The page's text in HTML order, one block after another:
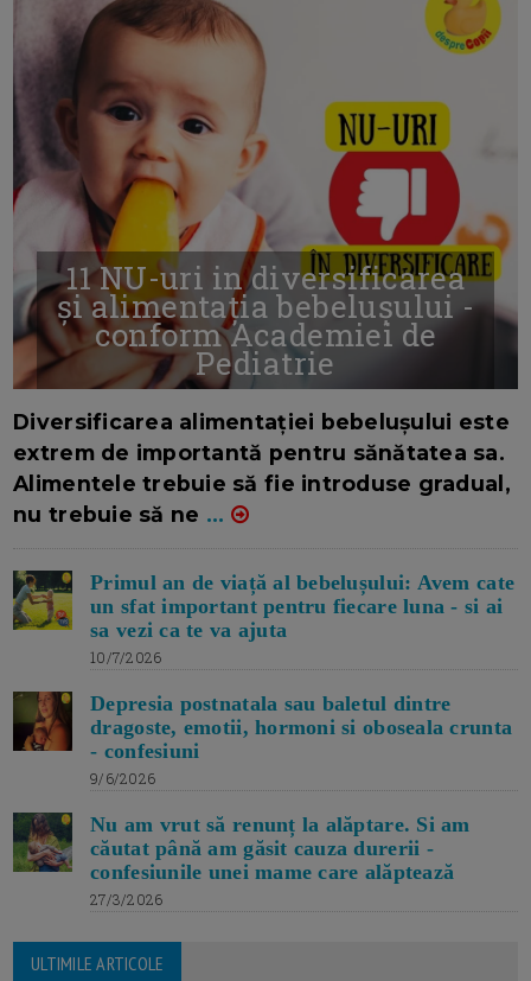
11 NU-uri in diversificarea
și alimentația bebelușului -
conform Academiei de
Pediatrie
Diversificarea alimentației bebelușului este
extrem de importantă pentru sănătatea sa.
Alimentele trebuie să fie introduse gradual,
nu trebuie să ne ...
Primul an de viață al bebelușului: Avem cate
un sfat important pentru fiecare luna - si ai
sa vezi ca te va ajuta
10/7/2026
Depresia postnatala sau baletul dintre
dragoste, emotii, hormoni si oboseala crunta
- confesiuni
9/6/2026
Nu am vrut să renunț la alăptare. Si am
căutat până am găsit cauza durerii -
confesiunile unei mame care alăptează
27/3/2026
ULTIMILE ARTICOLE